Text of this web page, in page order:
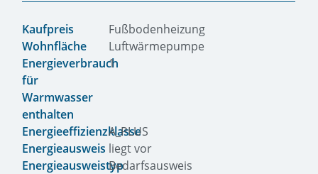
Kaufpreis
Fußbodenheizung
Wohnfläche
Luftwärmepumpe
Energieverbrauch
für
Warmwasser
enthalten
1
Energieeffizienzklasse
A_PLUS
Energieausweis liegt vor
EnergieausweistypBedarfsausweis